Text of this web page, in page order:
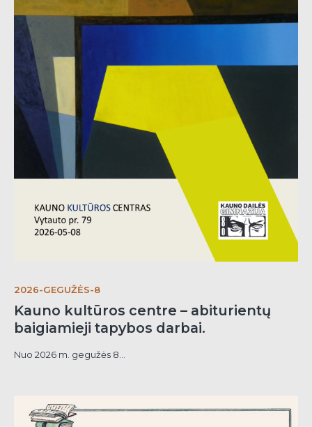
2026-GEGUŽĖS-8
Kauno kultūros centre – abiturientų
baigiamieji tapybos darbai.
Nuo 2026 m. gegužės 8...